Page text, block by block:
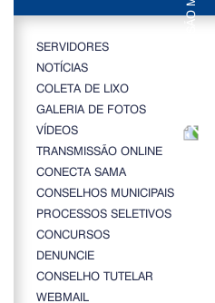
SERVIDORES
NOTÍCIAS
COLETA DE LIXO
GALERIA DE FOTOS
VÍDEOS
TRANSMISSÃO ONLINE
CONECTA SAMA
CONSELHOS MUNICIPAIS
PROCESSOS SELETIVOS
CONCURSOS
DENUNCIE
CONSELHO TUTELAR
WEBMAIL